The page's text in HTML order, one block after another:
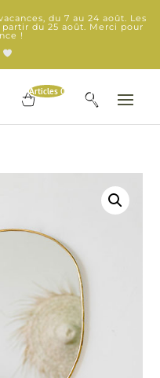
du 7 au 24 août. Les
du 25 août. Merci pour
!
Articles 0